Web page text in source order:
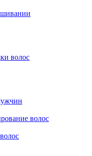
волос
волос